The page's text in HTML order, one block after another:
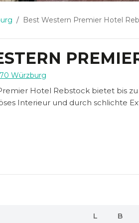
Best Western Premier Hotel
Würzburg
Hotel Rebstock bietet bis
Interieur und durch schlichte
L B